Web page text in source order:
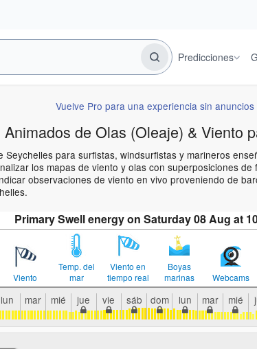
Predicciones
Vuelve Pro para una experiencia sin anuncios
Animados de Olas (Oleaje) & Viento
Seychelles para surfistas, windsurfistas y marineros
los mapas de viento y olas con superposiciones
observaciones de viento en vivo proveniendo de
Primary Swell energy on Saturday 08 Aug at
Viento
Temp. del
mar
Viento en
tiempo real
Boyas
marinas
Webcams
lun mar mié jue vie sáb dom lun mar mié